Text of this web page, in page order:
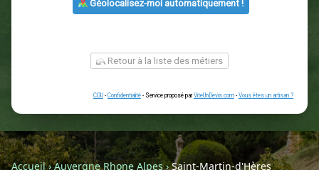
ou
Accueil›Auvergne Rhone Alpes›Saint-Martin-d'Hères